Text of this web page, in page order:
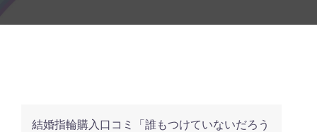
結婚指輪購入口コミ「誰もつけていないだろう